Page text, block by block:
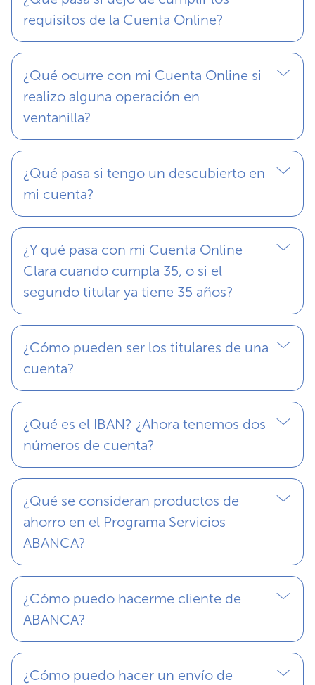
requisitos de la Cuenta Online?
¿Qué ocurre con mi Cuenta Online si
realizo alguna operación en
ventanilla?
¿Qué pasa si tengo un descubierto en
mi cuenta?
¿Y qué pasa con mi Cuenta Online
Clara cuando cumpla 35, o si el
segundo titular ya tiene 35 años?
¿Cómo pueden ser los titulares de una
cuenta?
¿Qué es el IBAN? ¿Ahora tenemos dos
números de cuenta?
¿Qué se consideran productos de
ahorro en el Programa Servicios
ABANCA?
¿Cómo puedo hacerme cliente de
ABANCA?
¿Cómo puedo hacer un envío de